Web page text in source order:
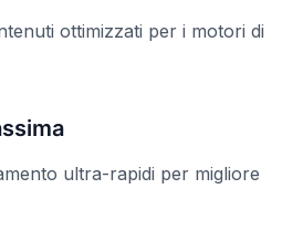
ottimizzati per i motori di
ultra-rapidi per migliore